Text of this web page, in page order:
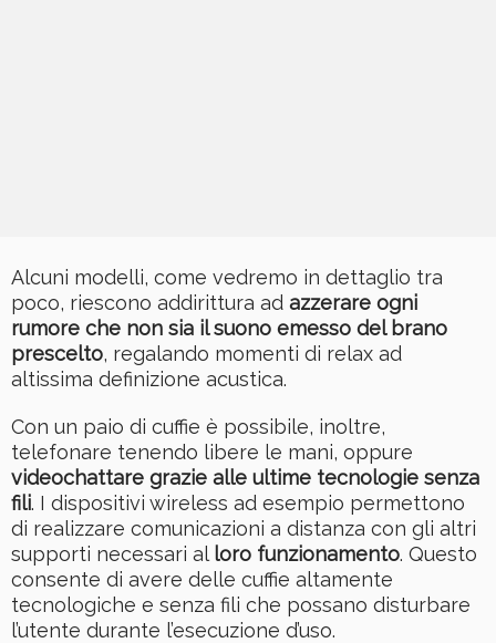
Alcuni modelli, come vedremo in dettaglio tra
poco, riescono addirittura ad azzerare ogni
rumore che non sia il suono emesso del brano
prescelto, regalando momenti di relax ad
altissima definizione acustica.
Con un paio di cuffie è possibile, inoltre,
telefonare tenendo libere le mani, oppure
videochattare grazie alle ultime tecnologie senza
fili. I dispositivi wireless ad esempio permettono
di realizzare comunicazioni a distanza con gli altri
supporti necessari al loro funzionamento. Questo
consente di avere delle cuffie altamente
tecnologiche e senza fili che possano disturbare
l’utente durante l’esecuzione d’uso.